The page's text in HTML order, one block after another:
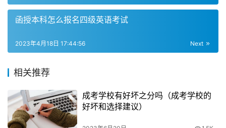
试辅导等。遇到任何学习相关的问题都可以联系函授站老师
帮忙解决。
二、 正规函授站的选择
选择正规的函授站很关键。以下几点是选择正规函授站的注
找正规函授站和机构报名
函授本科怎么报名四级英语考试
Next
2023年4月18日 17:44:56
相关推荐
成考学校有好坏之分吗（成考学校的
好坏和选择建议）